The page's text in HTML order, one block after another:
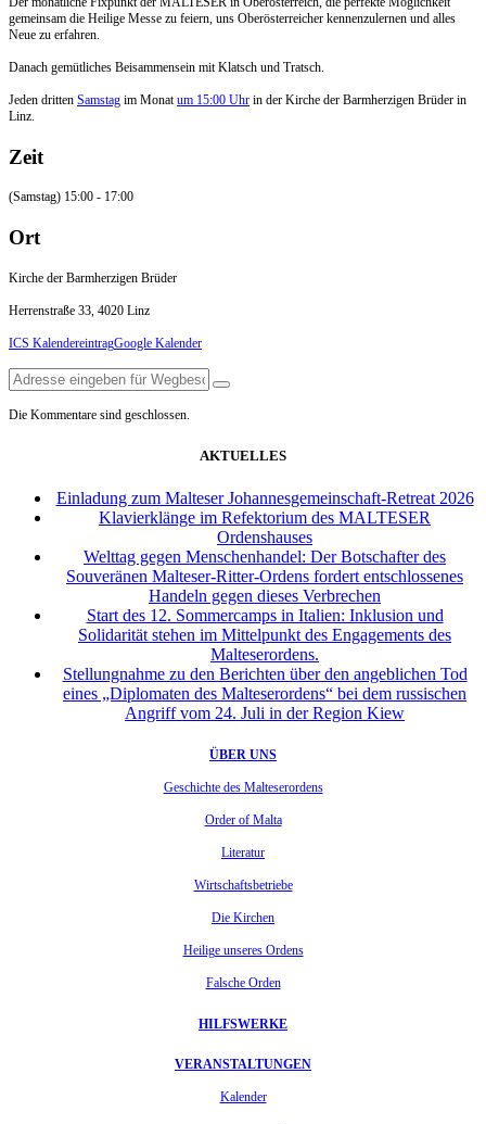
gemeinsam die Heilige Messe zu feiern, uns Oberösterreicher kennenzulernen und alles
Neue zu erfahren.
Danach gemütliches Beisammensein mit Klatsch und Tratsch.
Jeden dritten Samstag im Monatum 15:00 Uhr in der Kirche der Barmherzigen Brüder in
Linz.
Zeit
(Samstag) 15:00 - 17:00
Ort
Kirche der Barmherzigen Brüder
Herrenstraße 33, 4020 Linz
ICS KalendereintragGoogle Kalender
Die Kommentare sind geschlossen.
AKTUELLES
Einladung zum Malteser Johannesgemeinschaft-Retreat 2026
Klavierklänge im Refektorium des MALTESER
Ordenshauses
Welttag gegen Menschenhandel: Der Botschafter des
Souveränen Malteser-Ritter-Ordens fordert entschlossenes
Handeln gegen dieses Verbrechen
Start des 12. Sommercamps in Italien: Inklusion und
Solidarität stehen im Mittelpunkt des Engagements des
Malteserordens.
Stellungnahme zu den Berichten über den angeblichen Tod
eines „Diplomaten des Malteserordens“ bei dem russischen
Angriff vom 24. Juli in der Region Kiew
ÜBER UNS
Geschichte des Malteserordens
Order of Malta
Literatur
Wirtschaftsbetriebe
Die Kirchen
Heilige unseres Ordens
Falsche Orden
HILFSWERKE
VERANSTALTUNGEN
Kalender